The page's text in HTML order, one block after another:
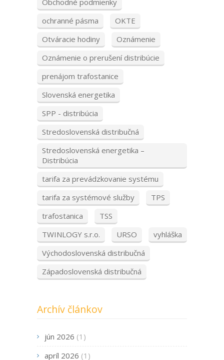
Obchodné podmienky
ochranné pásma
OKTE
Otváracie hodiny
Oznámenie
Oznámenie o prerušení distribúcie
prenájom trafostanice
Slovenská energetika
SPP - distribúcia
Stredoslovenská distribučná
Stredoslovenská energetika –
Distribúcia
tarifa za prevádzkovanie systému
tarifa za systémové služby
TPS
trafostanica
TSS
TWINLOGY s.r.o.
URSO
vyhláška
Východoslovenská distribučná
Západoslovenská distribučná
Archív článkov
jún 2026 (1)
apríl 2026 (1)